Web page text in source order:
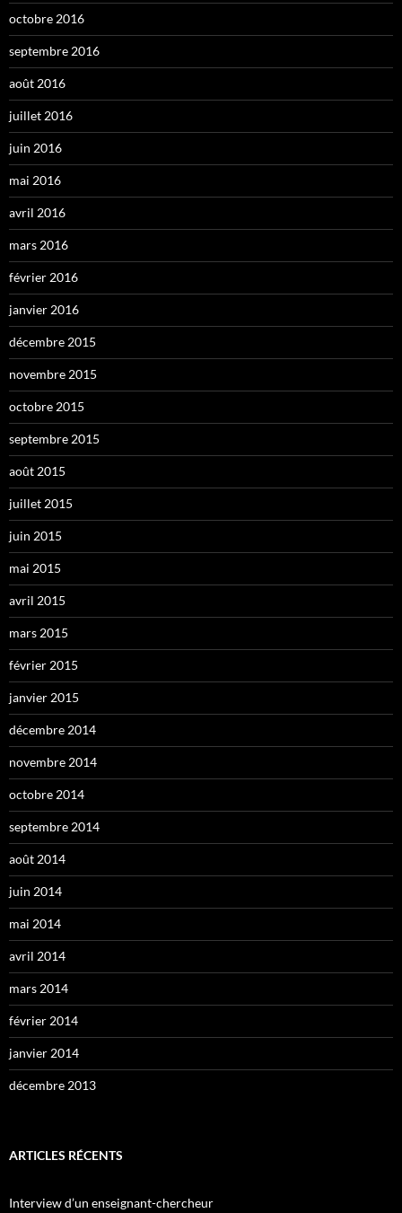
octobre 2016
septembre 2016
août 2016
juillet 2016
juin 2016
mai 2016
avril 2016
mars 2016
février 2016
janvier 2016
décembre 2015
novembre 2015
octobre 2015
septembre 2015
août 2015
juillet 2015
juin 2015
mai 2015
avril 2015
mars 2015
février 2015
janvier 2015
décembre 2014
novembre 2014
octobre 2014
septembre 2014
août 2014
juin 2014
mai 2014
avril 2014
mars 2014
février 2014
janvier 2014
décembre 2013
ARTICLES RÉCENTS
Interview d’un enseignant-chercheur